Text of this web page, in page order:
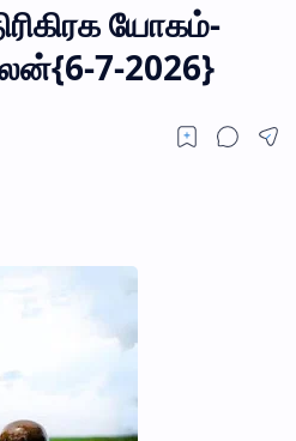
யோகம்-
7-2026}